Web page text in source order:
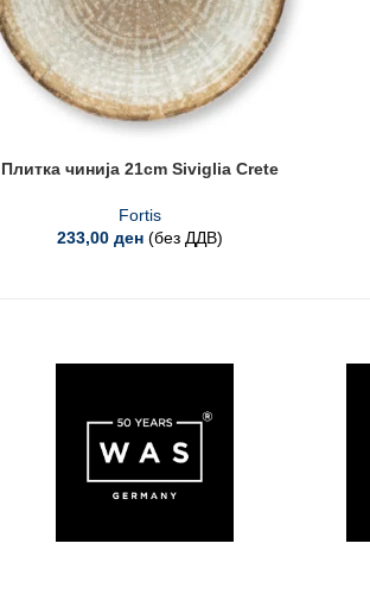
Плитка чинија 21cm Siviglia Crete
Fortis
233,00ден (без ДДВ)